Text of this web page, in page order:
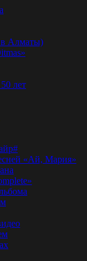
в Алматы)
лет
«Ай, Мария»